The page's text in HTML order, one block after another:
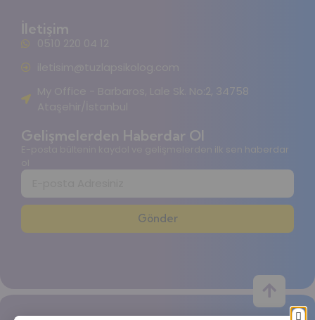
İletişim
My Office - Barbaros, Lale Sk. No:2, 34758
Gelişmelerden Haberdar Ol
E-posta bültenin kaydol ve gelişmelerden ilk sen haberdar
Gönder